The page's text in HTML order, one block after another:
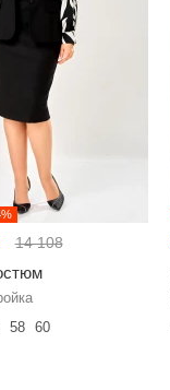
14 108
58 60